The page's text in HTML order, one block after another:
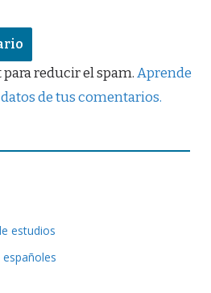
reducir el spam.Aprende
de tus comentarios.
estudios